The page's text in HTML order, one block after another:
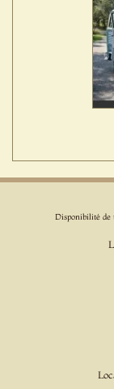
Disponibilité de